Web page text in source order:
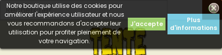

Notre boutique utilise des cookies pour
améliorer l'expérience utilisateur et nous
vous recommandons d'accepter leur
utilisation pour profiter pleinement de
votre navigation.
J'accepte
Plus
d'informations